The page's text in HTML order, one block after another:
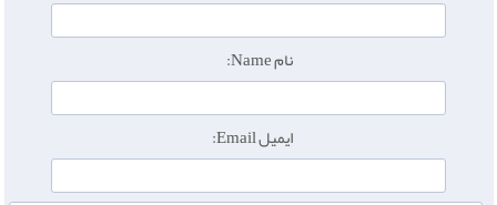
نام Name:
ایمیل Email: